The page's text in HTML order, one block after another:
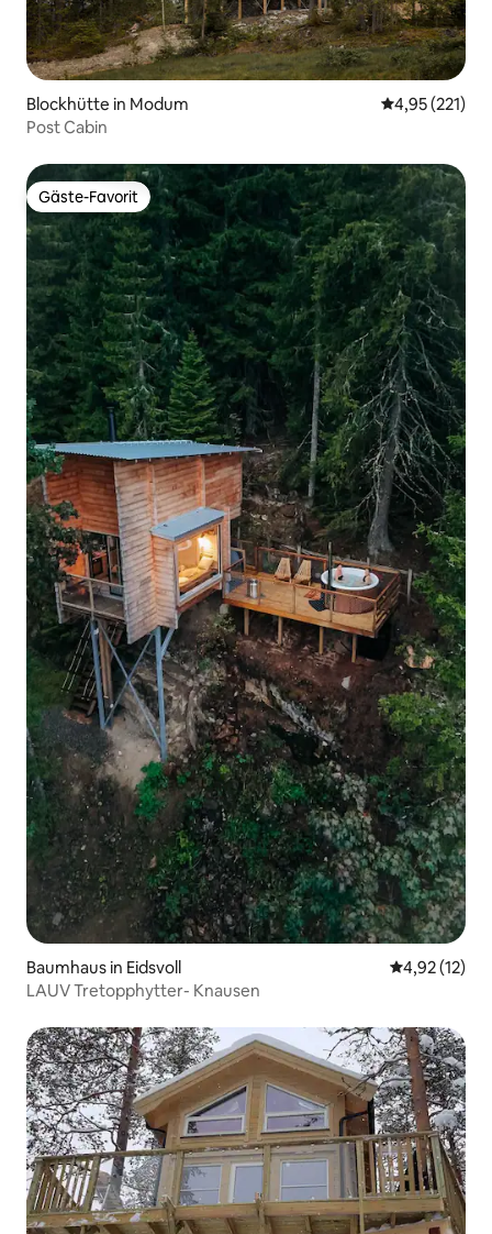
Blockhütte in Modum
4,95 (221)
Post Cabin
Gäste-Favorit
Gäste-Favorit
Baumhaus in Eidsvoll
4,92 (12)
LAUV Tretopphytter- Knausen